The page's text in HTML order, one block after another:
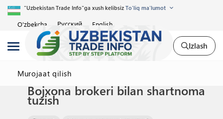
"Uzbekistan Trade Info"ga xush kelibsiz To'liq ma'lumot
O'zbekcha Русский English
Izlash
Murojaat qilish
Bojxona brokeri bilan shartnoma
tuzish